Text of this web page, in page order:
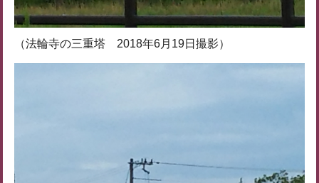
（法輪寺の三重塔 2018年6月19日撮影）